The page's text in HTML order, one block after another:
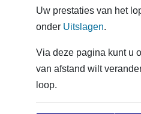
Uw prestaties van het
onder Uitslagen.
Via deze pagina kunt u
van afstand wilt
loop.